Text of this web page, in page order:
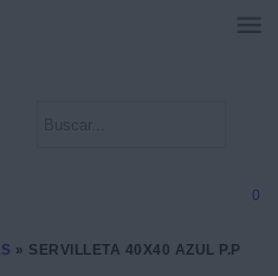
0
» SERVILLETA 40X40 AZUL P.P